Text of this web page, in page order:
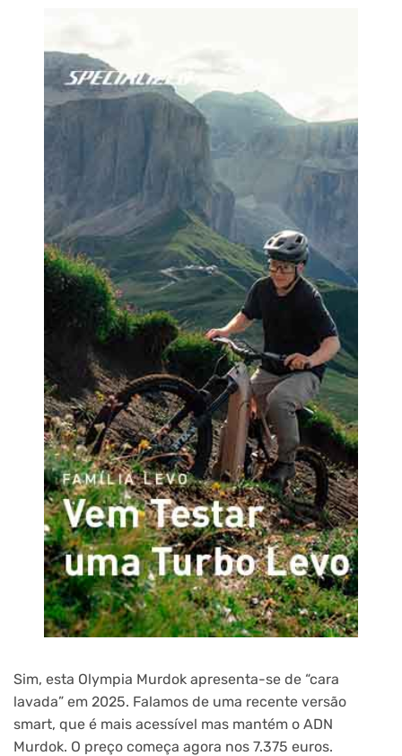
Sim, esta Olympia Murdok apresenta-se de “cara
lavada” em 2025. Falamos de uma recente versão
smart, que é mais acessível mas mantém o ADN
Murdok. O preço começa agora nos 7.375 euros.